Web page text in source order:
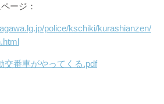
ージ：
police/kschiki/kurashianzen/
交番車がやってくる.pdf